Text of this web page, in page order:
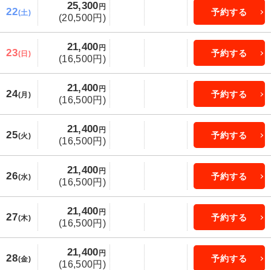
22(土)
25,300 円
(20,500円)
予約する
23(日)
21,400 円
(16,500円)
予約する
24(月)
21,400 円
(16,500円)
予約する
25(火)
21,400 円
(16,500円)
予約する
26(水)
21,400 円
(16,500円)
予約する
27(木)
21,400 円
(16,500円)
予約する
28(金)
21,400 円
(16,500円)
予約する